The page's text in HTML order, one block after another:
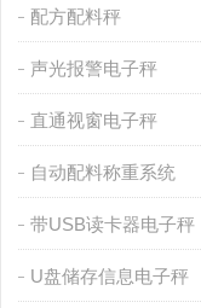
配方配料秤
声光报警电子秤
直通视窗电子秤
自动配料称重系统
带USB读卡器电子秤
U盘储存信息电子秤